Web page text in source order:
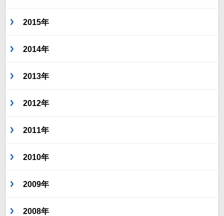
2015年
2014年
2013年
2012年
2011年
2010年
2009年
2008年